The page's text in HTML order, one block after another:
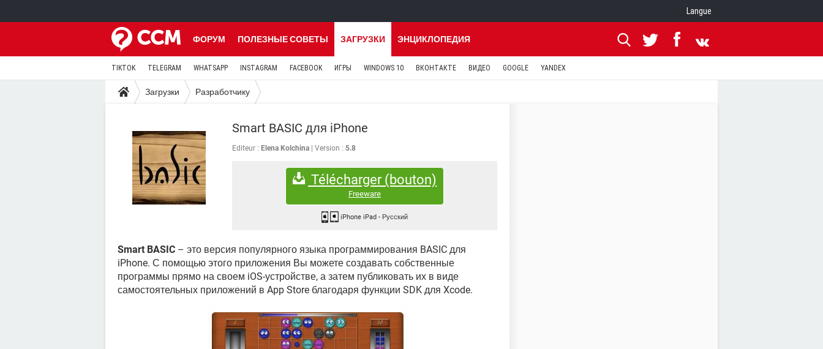
Langue
ФОРУМ ПОЛЕЗНЫЕ СОВЕТЫ ЗАГРУЗКИ ЭНЦИКЛОПЕДИЯ
TIKTOK TELEGRAM WHATSAPP INSTAGRAM FACEBOOK ИГРЫ WINDOWS 10 ВКОНТАКТЕ ВИДЕО GOOGLE YANDEX
Загрузки Разработчику
Smart BASIC для iPhone
Editeur : Elena Kolchina Version : 5.8
Télécharger (bouton)
Freeware
iPhone iPad - Русский
Smart BASIC – это версия популярного языка программирования BASIC для
iPhone. С помощью этого приложения Вы можете создавать собственные
программы прямо на своем iOS-устройстве, а затем публиковать их в виде
самостоятельных приложений в App Store благодаря функции SDK для Xcode.